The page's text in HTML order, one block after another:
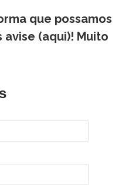
que possamos
avise (aqui)! Muito